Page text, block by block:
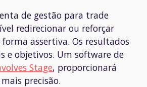
de gestão para trade
redirecionar ou reforçar
assertiva. Os resultados
e objetivos. Um software de
Stage, proporcionará
precisão.